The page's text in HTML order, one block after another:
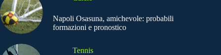
Napoli Osasuna, amichevole: probabili
formazioni e pronostico
Tennis